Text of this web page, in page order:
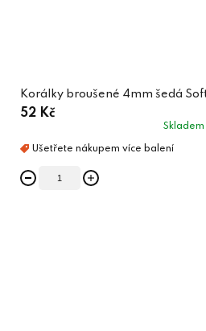
Korálky broušené 4mm šedá
52 Kč
Skladem